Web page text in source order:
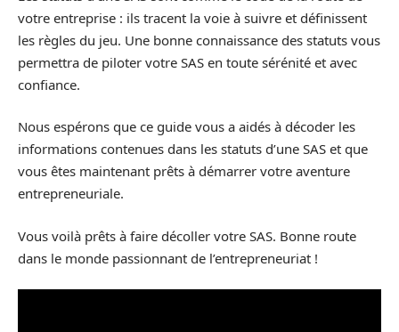
votre entreprise : ils tracent la voie à suivre et définissent
les règles du jeu. Une bonne connaissance des statuts vous
permettra de piloter votre SAS en toute sérénité et avec
confiance.
Nous espérons que ce guide vous a aidés à décoder les
informations contenues dans les statuts d’une SAS et que
vous êtes maintenant prêts à démarrer votre aventure
entrepreneuriale.
Vous voilà prêts à faire décoller votre SAS. Bonne route
dans le monde passionnant de l’entrepreneuriat !